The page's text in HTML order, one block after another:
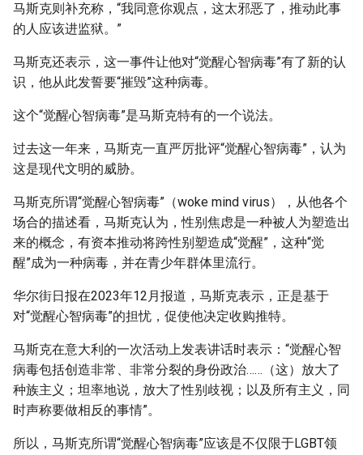
马斯克则补充称，“我同意你观点，这太邪恶了，推动此事
的人应该进监狱。”
马斯克还表示，这一事件让他对“觉醒心智病毒”有了新的认
识，他从此发誓要“摧毁”这种病毒。
这个“觉醒心智病毒”是马斯克特有的一个说法。
过去这一年来，马斯克一直严厉批评“觉醒心智病毒”，认为
这是现代文明的威胁。
马斯克所谓“觉醒心智病毒”（woke mind virus），从他各个
场合的描述看，马斯克认为，性别焦虑是一种被人为塑造出
来的概念，有资本推动将跨性别塑造成“觉醒”，这种“觉
醒”成为一种病毒，并在青少年群体里流行。
华尔街日报在2023年12月报道，马斯克表示，正是基于
对“觉醒心智病毒”的担忧，促使他决定收购推特。
马斯克在意大利的一次活动上发表讲话时表示：“觉醒心智
病毒包括创造非常、非常分裂的身份政治……（这）放大了
种族主义；坦率地说，放大了性别歧视；以及所有主义，同
时声称要做相反的事情”。
所以，马斯克所谓“觉醒心智病毒”应该是不仅限于LGBT领